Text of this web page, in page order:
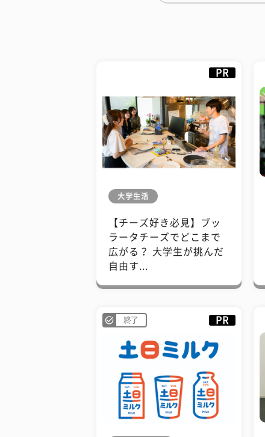
PR
大学生活
【チーズ好き必見】ブッ
ラータチーズでどこまで
広がる？ 大学生が挑んだ
自由す...
終了 PR